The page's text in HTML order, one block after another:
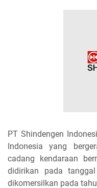
PT Shindengen
Indonesia yang
cadang kendaraan
didirikan pada
dikomersilkan pada